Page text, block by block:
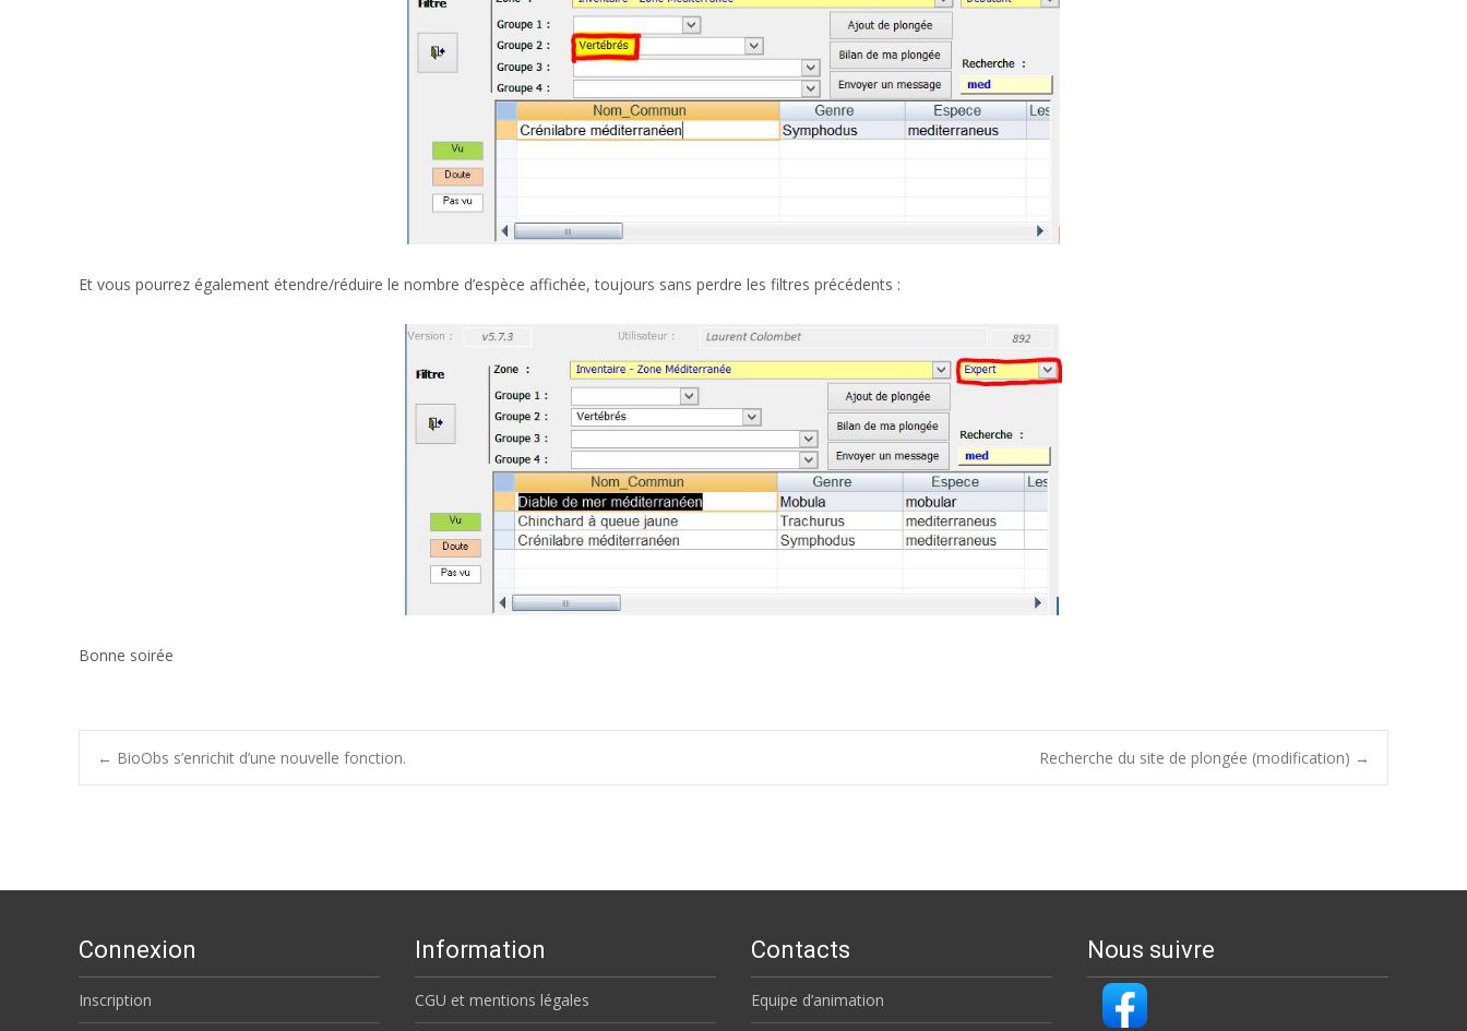
Et vous pourrez également étendre/réduire le nombre d’espèce affichée, toujours sans perdre les filtres précédents :
Bonne soirée
Post
← BioObs s’enrichit d’une nouvelle fonction. Recherche du site de plongée (modification) →
Connexion
Inscription
Information
CGU et mentions légales
Contacts
Equipe d’animation
Nous suivre